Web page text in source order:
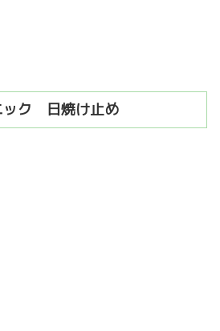
ク 日焼け止め